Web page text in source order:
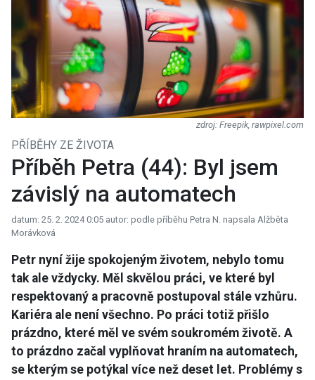
Freepik, rawpixel.com
PŘÍBĚHY ZE ŽIVOTA
Příběh Petra (44): Byl jsem
závislý na automatech
datum: 25. 2. 2024 0:05 autor: podle příběhu Petra N. napsala Alžběta
Morávková
Petr nyní žije spokojeným životem, nebylo tomu
tak ale vždycky. Měl skvělou práci, ve které byl
respektovaný a pracovně postupoval stále vzhůru.
Kariéra ale není všechno. Po práci totiž přišlo
prázdno, které měl ve svém soukromém životě. A
to prázdno začal vyplňovat hraním na automatech,
se kterým se potýkal více než deset let. Problémy s